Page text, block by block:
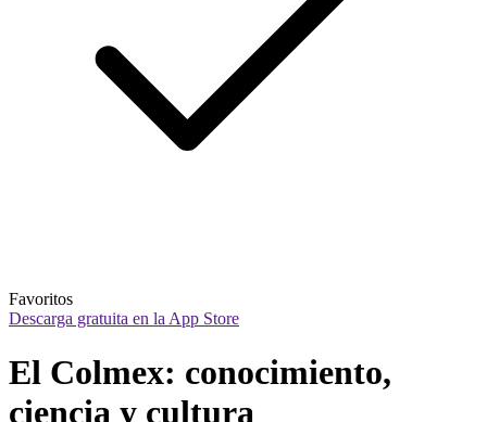
Favoritos
Descarga gratuita en la App Store
El Colmex: conocimiento,
ciencia y cultura